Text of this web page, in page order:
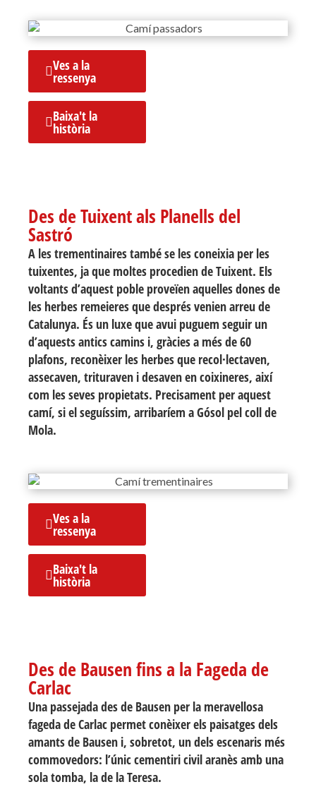
Ves a la
ressenya
Baixa't la
història
Des de Tuixent als Planells del
Sastró
A les trementinaires també se les coneixia per les
tuixentes, ja que moltes procedien de Tuixent. Els
voltants d’aquest poble proveïen aquelles dones de
les herbes remeieres que després venien arreu de
Catalunya. És un luxe que avui puguem seguir un
d’aquests antics camins i, gràcies a més de 60
plafons, reconèixer les herbes que recol·lectaven,
assecaven, trituraven i desaven en coixineres, així
com les seves propietats. Precisament per aquest
camí, si el seguíssim, arribaríem a Gósol pel coll de
Mola.
Ves a la
ressenya
Baixa't la
història
Des de Bausen fins a la Fageda de
Carlac
Una passejada des de Bausen per la meravellosa
fageda de Carlac permet conèixer els paisatges dels
amants de Bausen i, sobretot, un dels escenaris més
commovedors: l’únic cementiri civil aranès amb una
sola tomba, la de la Teresa.